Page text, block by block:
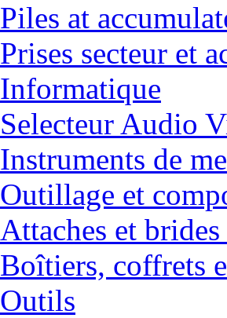
Piles at
Prises secteur et
Informatique
Selecteur Audio
Instruments de
Outillage et
Attaches et
Boîtiers, coffrets
Outils